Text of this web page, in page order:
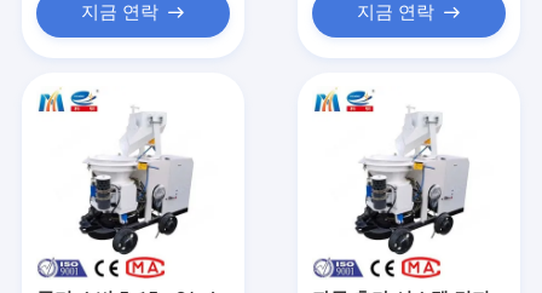
지금 연락 지금 연락